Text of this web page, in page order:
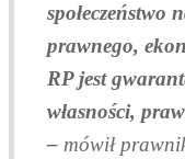
społeczeństwo
prawnego,
RP jest
własności,
– mówił